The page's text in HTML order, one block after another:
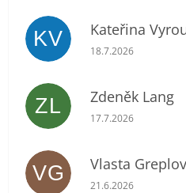
KV Kateřina
Hodnocení
18.7.2026
ZL Zdeněk Lang
Hodnocení
17.7.2026
VG Vlasta
Hodnocení
21.6.2026